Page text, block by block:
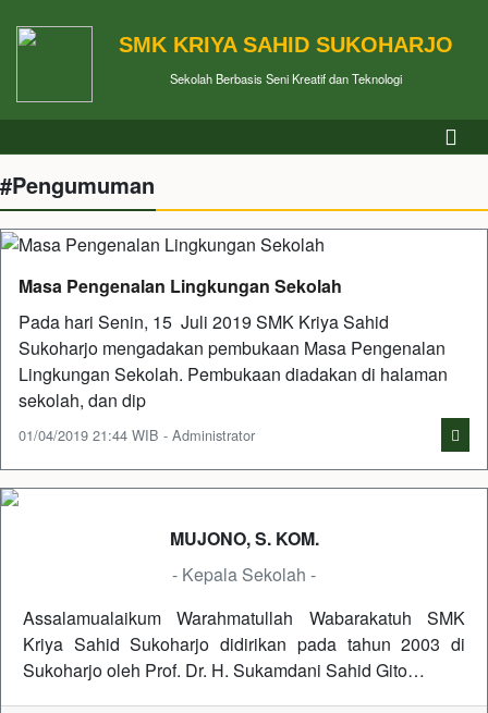
SMK KRIYA SAHID SUKOHARJO
Sekolah Berbasis Seni Kreatif dan Teknologi
#Pengumuman
Masa Pengenalan Lingkungan Sekolah
Pada hari Senin, 15 Juli 2019 SMK Kriya Sahid
Sukoharjo mengadakan pembukaan Masa Pengenalan
Lingkungan Sekolah. Pembukaan diadakan di halaman
sekolah, dan dip
01/04/2019 21:44 WIB - Administrator
MUJONO, S. KOM.
- Kepala Sekolah -
Assalamualaikum Warahmatullah Wabarakatuh SMK
Kriya Sahid Sukoharjo didirikan pada tahun 2003 di
Sukoharjo oleh Prof. Dr. H. Sukamdani Sahid Gito…